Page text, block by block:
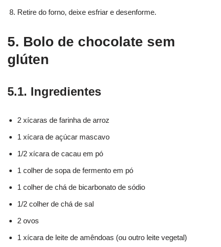
Retire do forno, deixe esfriar e desenforme.
5. Bolo de chocolate sem
glúten
5.1. Ingredientes
2 xícaras de farinha de arroz
1 xícara de açúcar mascavo
1/2 xícara de cacau em pó
1 colher de sopa de fermento em pó
1 colher de chá de bicarbonato de sódio
1/2 colher de chá de sal
2 ovos
1 xícara de leite de amêndoas (ou outro leite vegetal)